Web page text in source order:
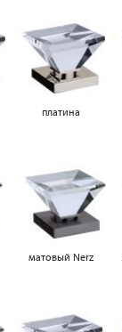
платина
матовый Nerz